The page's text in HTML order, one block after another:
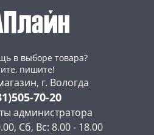
в выборе товара?
пишите!
г. Вологда
70-20
администратора
Сб, Вс: 8.00 - 18.00